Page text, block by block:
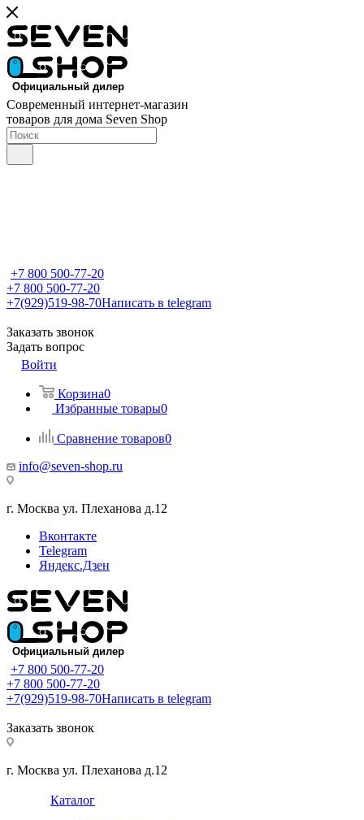
Современный интернет-магазин
товаров для дома Seven Shop
+7 800 500-77-20
+7 800 500-77-20
+7(929)519-98-70Написать в telegram
Заказать звонок
Задать вопрос
Войти
Корзина0
Избранные товары0
Сравнение товаров0
info@seven-shop.ru
г. Москва ул. Плеханова д.12
Вконтакте
Telegram
Яндекс.Дзен
+7 800 500-77-20
+7 800 500-77-20
+7(929)519-98-70Написать в telegram
Заказать звонок
г. Москва ул. Плеханова д.12
Каталог